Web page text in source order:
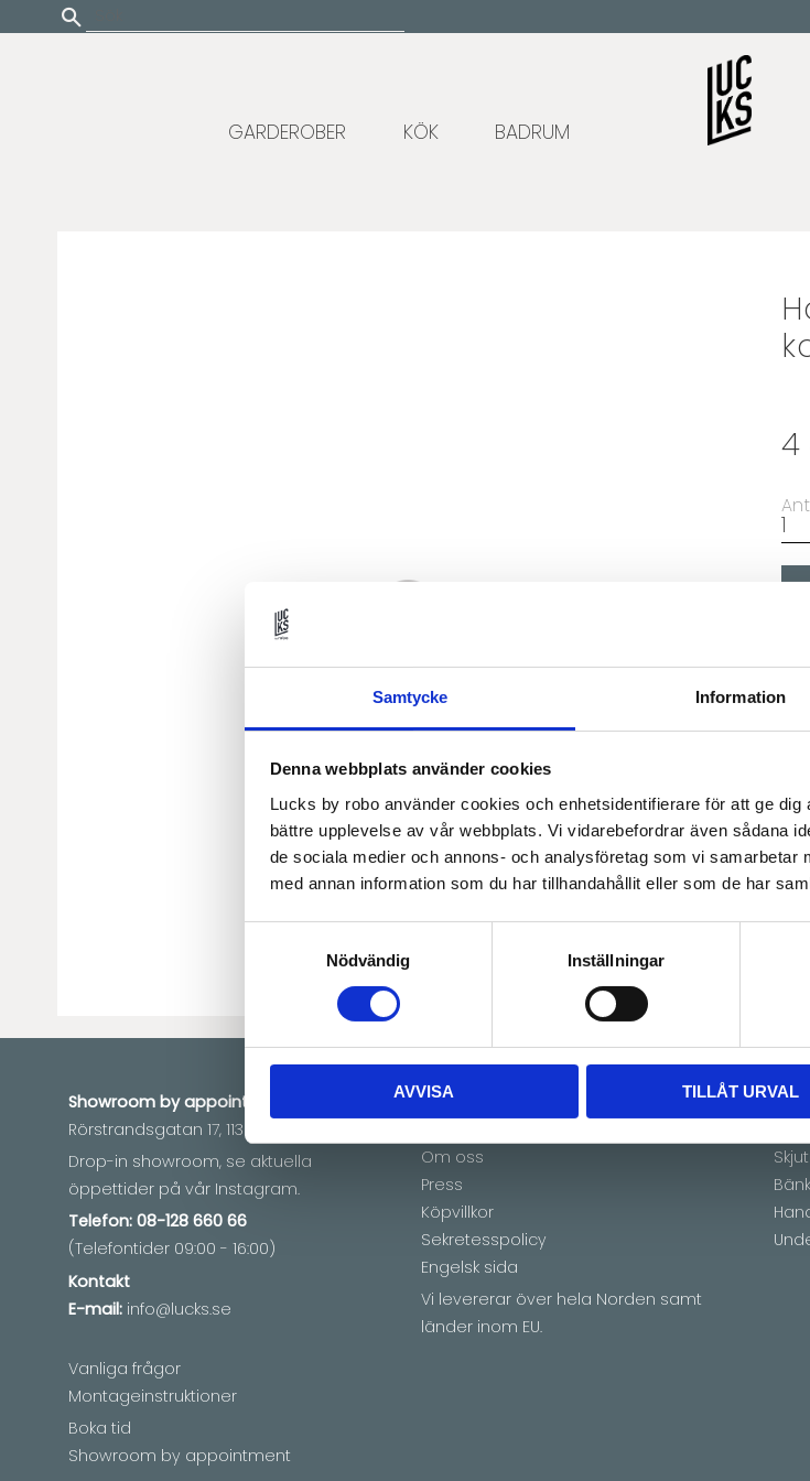
Samtycke Information
Denna webbplats använder cookies
Lucks by robo använder cookies och enhetsidentifierare för att ge
bättre upplevelse av vår webbplats. Vi vidarebefordrar även sådana
de sociala medier och annons- och analysföretag som vi samarbetar
med annan information som du har tillhandahållit eller som de har
Nödvändig
Inställningar
AVVISA TILLÅT URVAL
Update cookies preferences
GARDEROBER KÖK BADRUM
4
Showroom byappointment
Rörstrandsgatan 17, 113 41 Stockholm
Drop-in showroom, se aktuella
öppettider på vår Instagram.
Telefon: 08-128 660 66
(Telefontider 09:00 - 16:00)
Kontakt
E-mail: info@lucks.se
Vanliga frågor
Montageinstruktioner
Boka tid
Showroom by appointment
Information
Om oss
Press
Köpvillkor
Sekretesspolicy
Engelsk sida
Vi levererar över hela Norden samt
länder inom EU.
Utbud